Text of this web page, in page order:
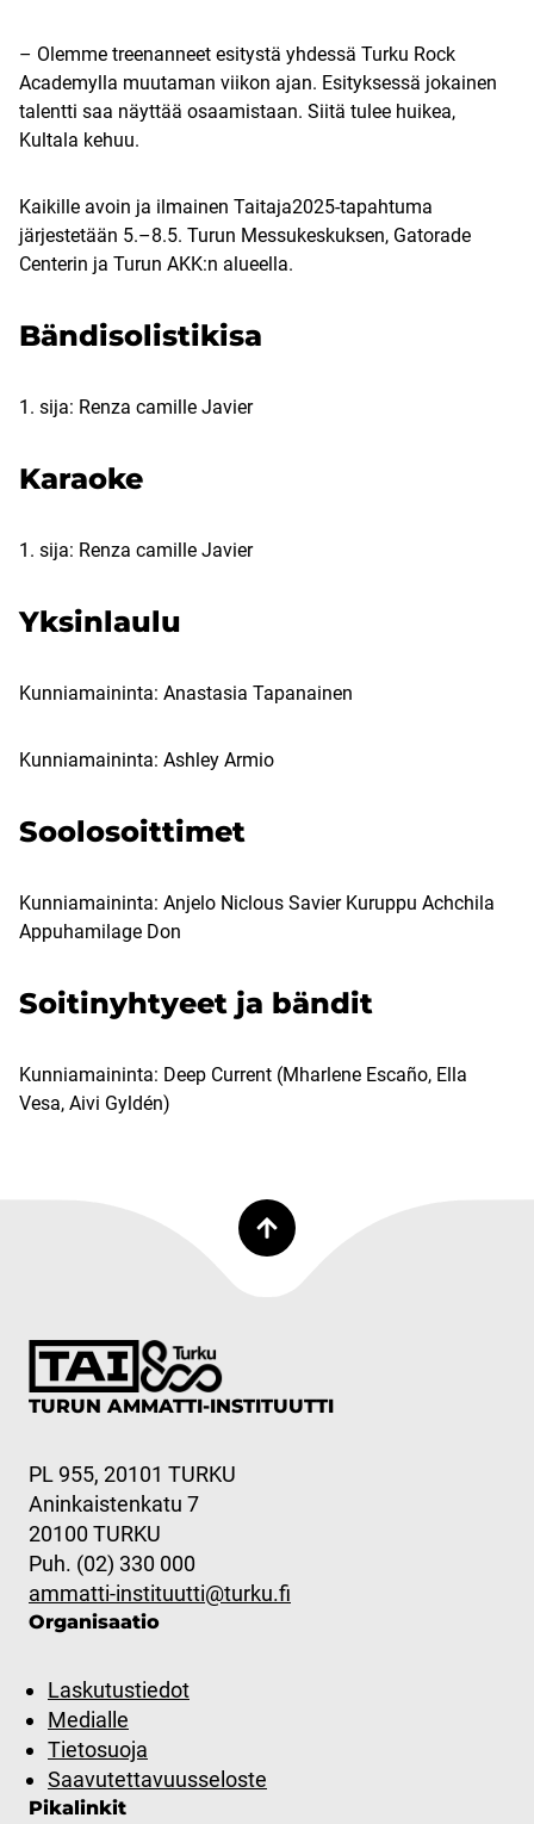
– Olemme treenanneet esitystä yhdessä Turku Rock
Academylla muutaman viikon ajan. Esityksessä jokainen
talentti saa näyttää osaamistaan. Siitä tulee huikea,
Kultala kehuu.
Kaikille avoin ja ilmainen Taitaja2025-tapahtuma
järjestetään 5.–8.5. Turun Messukeskuksen, Gatorade
Centerin ja Turun AKK:n alueella.
Bändisolistikisa
1. sija: Renza camille Javier
Karaoke
1. sija: Renza camille Javier
Yksinlaulu
Kunniamaininta: Anastasia Tapanainen
Kunniamaininta: Ashley Armio
Soolosoittimet
Kunniamaininta: Anjelo Niclous Savier Kuruppu Achchila
Appuhamilage Don
Soitinyhtyeet ja bändit
Kunniamaininta: Deep Current (Mharlene Escaño, Ella
Vesa, Aivi Gyldén)
TURUN AMMATTI-INSTITUUTTI
PL 955, 20101 TURKU
Aninkaistenkatu 7
20100 TURKU
Puh. (02) 330 000
ammatti-instituutti@turku.fi
Organisaatio
Laskutustiedot
Medialle
Tietosuoja
Saavutettavuusseloste
Pikalinkit